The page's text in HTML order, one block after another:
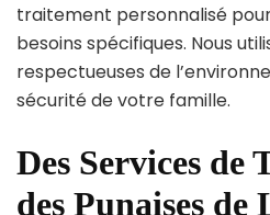
traitement personnalisé
besoins spécifiques. Nous
respectueuses de
sécurité de votre famille.
Des Services de
des Punaises